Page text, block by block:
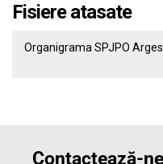
Fisiere atasate
Organigrama SPJPO Arges